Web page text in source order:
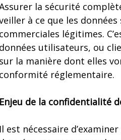
la sécurité
à ce que les
commerciales légitimes.
données utilisateurs, ou
sur la manière dont elles
conformité réglementaire.
Enjeu de la confidentialité
Il est nécessaire